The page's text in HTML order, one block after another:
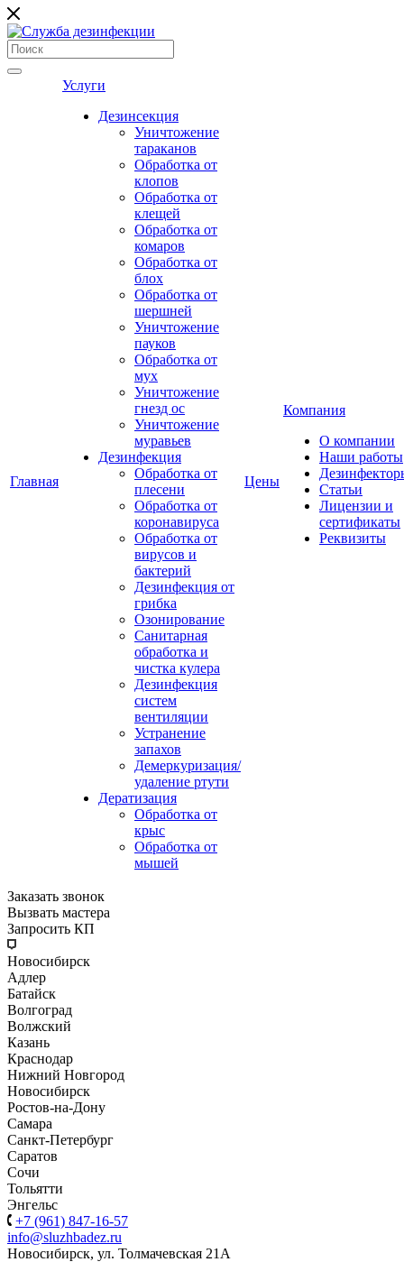
Главная
Услуги
Дезинсекция
Уничтожение
тараканов
Обработка от
клопов
Обработка от
клещей
Обработка от
комаров
Обработка от
блох
Обработка от
шершней
Уничтожение
пауков
Обработка от
мух
Уничтожение
гнезд ос
Уничтожение
муравьев
Дезинфекция
Обработка от
плесени
Обработка от
коронавируса
Обработка от
вирусов и
бактерий
Дезинфекция от
грибка
Озонирование
Санитарная
обработка и
чистка кулера
Дезинфекция
систем
вентиляции
Устранение
запахов
Демеркуризация/
удаление ртути
Дератизация
Обработка от
крыс
Обработка от
мышей
Цены
Компания
О компании
Наши работы
Статьи
Лицензии и
сертификаты
Реквизиты
Заказать звонок
Вызвать мастера
Запросить КП
Новосибирск
Адлер
Батайск
Волгоград
Волжский
Казань
Краснодар
Нижний Новгород
Новосибирск
Ростов-на-Дону
Самара
Санкт-Петербург
Саратов
Сочи
Тольятти
Энгельс
+7 (961) 847-16-57
info@sluzhbadez.ru
Новосибирск, ул. Толмачевская 21А